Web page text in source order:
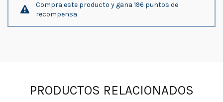
Compra este producto y gana 196 puntos de
recompensa
PRODUCTOS RELACIONADOS